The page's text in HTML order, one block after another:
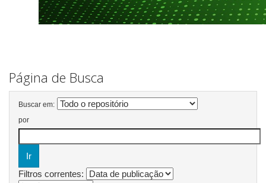
Página de Busca
Buscar em:
por
Filtros correntes: